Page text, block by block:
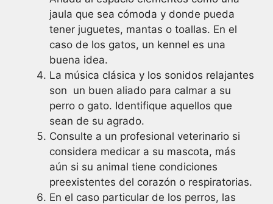
jaula que sea cómoda y donde pueda
tener juguetes, mantas o toallas. En el
caso de los gatos, un kennel es una
buena idea.
La música clásica y los sonidos relajantes
son un buen aliado para calmar a su
perro o gato. Identifique aquellos que
sean de su agrado.
Consulte a un profesional veterinario si
considera medicar a su mascota, más
aún si su animal tiene condiciones
preexistentes del corazón o respiratorias.
En el caso particular de los perros, las